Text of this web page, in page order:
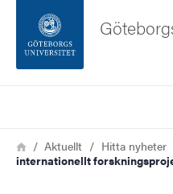
Sidfoten
Om webbplatsen
Länkstig
HemAktuellt Hitta nyheter
internationellt